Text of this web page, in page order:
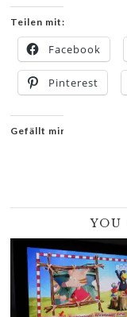
Teilen mit:
Facebook
Pinterest
Gefällt mir: